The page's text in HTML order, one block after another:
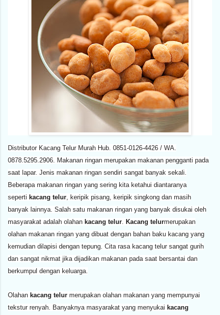
Distributor Kacang Telur Murah Hub. 0851-0126-4426 / WA.
0878.5295.2906. Makanan ringan merupakan makanan pengganti pada
saat lapar. Jenis makanan ringan sendiri sangat banyak sekali.
Beberapa makanan ringan yang sering kita ketahui diantaranya
seperti kacang telur , keripik pisang, keripik singkong dan masih
banyak lainnya. Salah satu makanan ringan yang banyak disukai oleh
masyarakat adalah olahan kacang telur Kacang telurmerupakan
olahan makanan ringan yang dibuat dengan bahan baku kacang yang
kemudian dilapisi dengan tepung. Cita rasa kacang telur sangat gurih
dan sangat nikmat jika dijadikan makanan pada saat bersantai dan
berkumpul dengan keluarga.
Olahan kacang telur merupakan olahan makanan yang mempunyai
tekstur renyah. Banyaknya masyarakat yang menyukai kacang